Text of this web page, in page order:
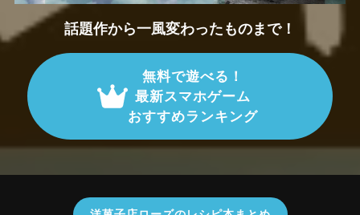
話題作から一風変わったものまで！
無料で遊べる！
最新スマホゲーム
おすすめランキング